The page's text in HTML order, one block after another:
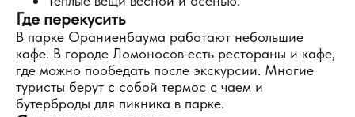
Где перекусить
В парке Ораниенбаума работают небольшие
кафе. В городе Ломоносов есть рестораны и кафе,
где можно пообедать после экскурсии. Многие
туристы берут с собой термос с чаем и
бутерброды для пикника в парке.